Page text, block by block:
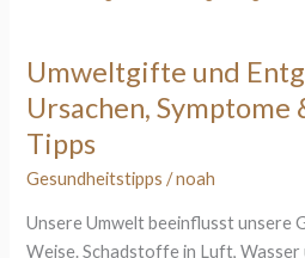
Umweltgifte und
Ursachen, Symptome
Tipps
Gesundheitstipps /noah
Unsere Umwelt beeinflusst unsere
Weise. Schadstoffe in Luft, Wasser
Ursachen,
Symptome
&
praktische
Tipps